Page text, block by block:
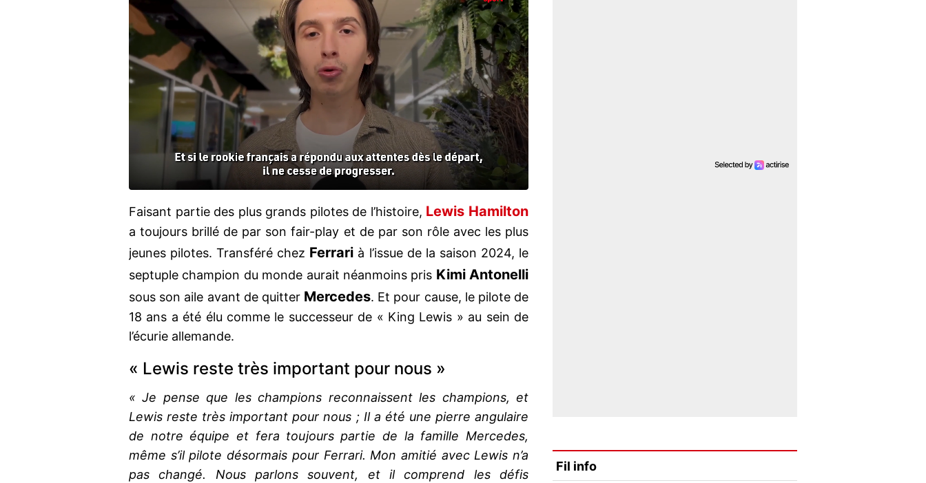
Faisant partie des plus grands pilotes de l’histoire, Lewis Hamilton
a toujours brillé de par son fair-play et de par son rôle avec les plus
jeunes pilotes. Transféré chez Ferrari à l’issue de la saison 2024, le
septuple champion du monde aurait néanmoins pris Kimi Antonelli
sous son aile avant de quitter Mercedes. Et pour cause, le pilote de
18 ans a été élu comme le successeur de « King Lewis » au sein de
l’écurie allemande.
« Lewis reste très important pour nous »
« Je pense que les champions reconnaissent les champions, et
Lewis reste très important pour nous ; Il a été une pierre angulaire
de notre équipe et fera toujours partie de la famille Mercedes,
même s’il pilote désormais pour Ferrari. Mon amitié avec Lewis n’a
pas changé. Nous parlons souvent, et il comprend les défis
Fil info